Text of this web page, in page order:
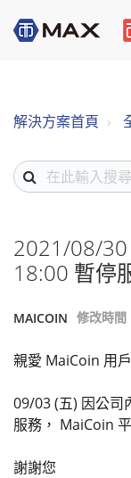
解決方案首頁
2021/08/30
18:00 暫停
MAICOIN 修改時間
親愛 MaiCoin 用
09/03 (五) 因公司
服務， MaiCoin
謝謝您